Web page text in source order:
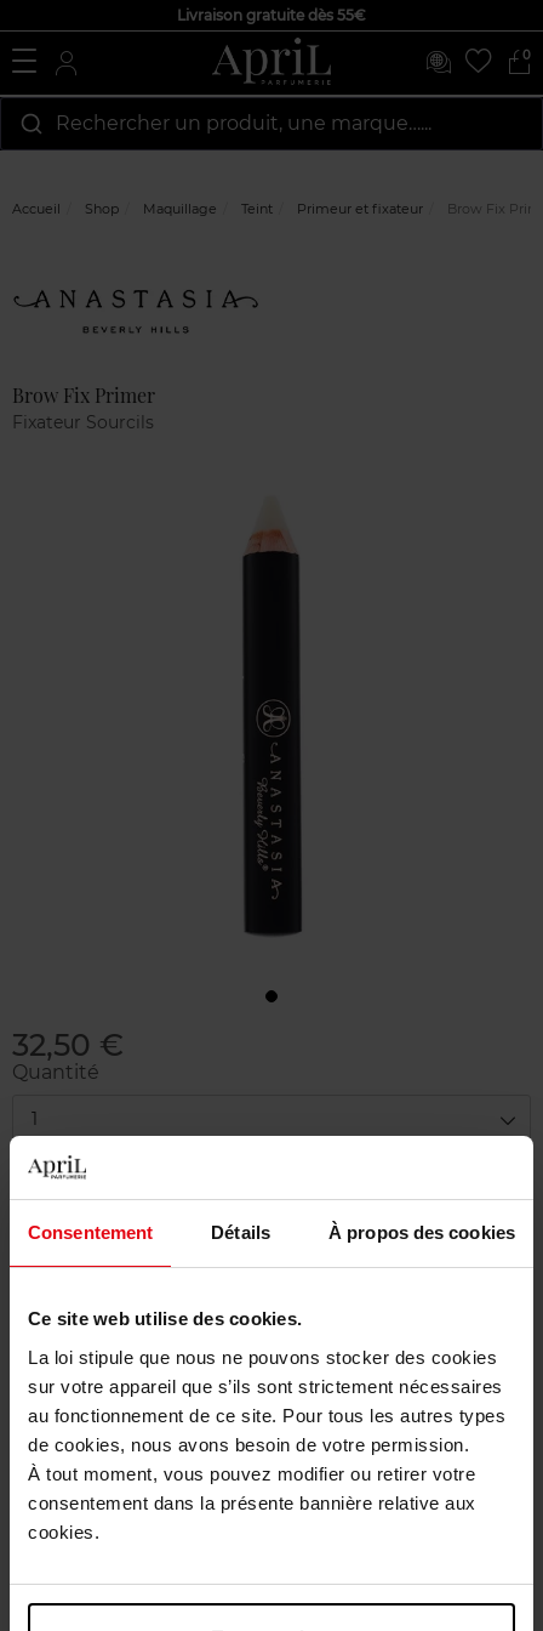
Consentement Détails À propos des cookies
Ce site web utilise des cookies.
La loi stipule que nous ne pouvons stocker des cookies
sur votre appareil que s’ils sont strictement nécessaires
au fonctionnement de ce site. Pour tous les autres types
de cookies, nous avons besoin de votre permission.
À tout moment, vous pouvez modifier ou retirer votre
consentement dans la présente bannière relative aux
cookies.
Livraison gratuite dès 55€
0
Rechercher un produit, une marque…...
Accueil Shop Maquillage Teint Primeur et fixateur Brow Fix
Brow Fix Primer
Fixateur Sourcils
32,50 €
Quantité
1
Cet article n'est plus disponible pour le moment
Être prévenu de la disponibilité
Retour gratuit dans votre magasin
Emballage cadeau offert